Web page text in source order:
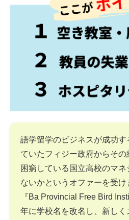
語学留学のビジネスが成功
ていたフィジー政府からそ
困窮している国立高校のマネ
ないかというオファーを受
『Ba Provincial Free Bird
年に学校名を改名し、新しく